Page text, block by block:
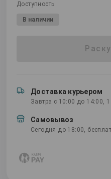
Доступность:
В наличии
Доставка курьером
Завтра с 10:00 до 14:00, 1
Самовывоз
Сегодня до 18:00,